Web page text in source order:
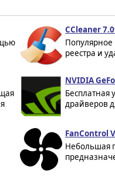
CCleaner
реестра и
NVIDIA
Бесплатная
драйверов
FanControl
Небольшая